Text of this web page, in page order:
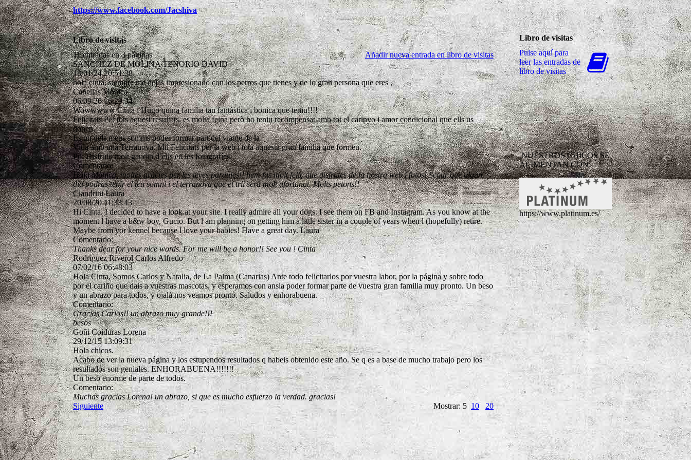
https://www.facebook.com/Jacshiva
Libro de visitas
11 entradas en 3 páginas
Añadir nueva entrada en libro de visitas
SANCHEZ DE MOLINA TENORIO DAVID
18/01/24 20:51:38
hola cinta, siempre me dejas impresionado con los perros que tienes y de lo gran persona que eres ,
Cañellas Mònica
06/09/20 16:29:34
Wowwwww Cinta i Hugo quina familia tan fantàstica i bonica que teniu!!!!
Felicitats Per tots aquest resultats, es molta feina però ho teniu recompensat amb tot el carinyo i amor condicional que ells us
donen.
Es un dels meus somnis poder formar part del viatge de la
Vida amb una Terranova. Mil Felicitats per la web i tota aquesta gran familia que formeu.
Pd: Disfruto molt gaudin d’ells en les fotografíes.
Comentario:
Hola Mònica, moltes gràcies per les teves paraules!! hem fas molt feliç que disfrutes de la nostra web i fotos! Segur que algún
dia podras tenir el teu somni i el terranova que et trii serà molt afortunat. Molts petons!!
Ciandrini Laura
20/08/20 11:33:43
Hi Cinta. I decided to have a look at your site. I really admire all your dogs. I see them on FB and Instagram. As you know at the
moment l have a b&w boy, Gucio. But l am planning on getting him a little sister in a couple of years when l (hopefully) retire.
Maybe from yor kennel because l love your babies! Have a great day. Laura
Comentario:
Thanks dear for your nice words. For me will be a honor!! See you ! Cinta
Rodriguez Riverol Carlos Alfredo
07/02/16 06:48:03
Hola Cinta, Somos Carlos y Natalia, de La Palma (Canarias) Ante todo felicitarlos por vuestra labor, por la página y sobre todo
por el cariño que dais a vuestras mascotas, y esperamos con ansia poder formar parte de vuestra gran familia muy pronto. Un beso
y un abrazo para todos, y ojalá nos veamos pronto. Saludos y enhorabuena.
Comentario:
Gracias Carlos!! un abrazo muy grande!!!
besos
Goñi Coiduras Lorena
29/12/15 13:09:31
Hola chicos.
Acabo de ver la nueva página y los estupendos resultados q habeis obtenido este año. Se q es a base de mucho trabajo pero los
resultados son geniales. ENHORABUENA!!!!!!!
Un beso enorme de parte de todos.
Comentario:
Muchas gracias Lorena! un abrazo, si que es mucho esfuerzo la verdad. gracias!
Siguiente
Mostrar: 5 10 20
Libro de visitas
Pulse aquí para
leer las entradas de
libro de visitas
NUESTROS CHICOS SE
ALIMENTAN CON:
https://www.platinum.es/